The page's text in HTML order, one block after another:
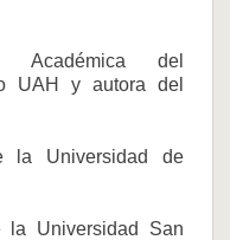
Académica del
UAH y autora del
la Universidad de
la Universidad San